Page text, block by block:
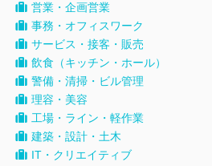
営業・企画営業
事務・オフィスワーク
サービス・接客・販売
飲食（キッチン・ホール）
警備・清掃・ビル管理
理容・美容
工場・ライン・軽作業
建築・設計・土木
IT・クリエイティブ